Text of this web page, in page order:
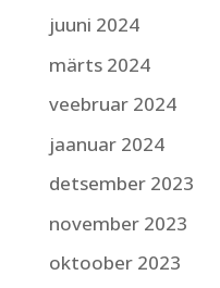
juuni 2024
märts 2024
veebruar 2024
jaanuar 2024
detsember 2023
november 2023
oktoober 2023